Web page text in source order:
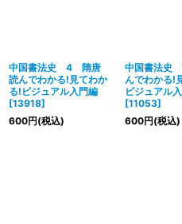
中国書法史 4 隋唐
読んでわかる!見てわか
る!ビジュアル入門編
[13918]
600円(税込)
中国書法
んでわかる!
ビジュアル
[11053]
600円(税込)